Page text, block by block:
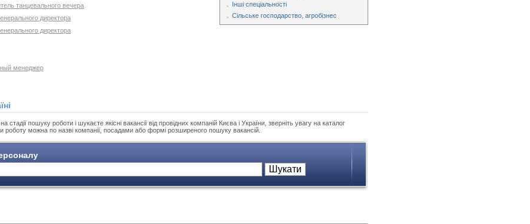
танцевального вечера
директора
директора
менеджер
Інші спеціальності
Сільське господарство, агробізнес
пошуку роботи і шукаєте якісні вакансії від провідних компаній Києва і України, зверніть увагу на каталог
роботу можна по назві компанії, посадами або формі розширеного пошуку вакансій.